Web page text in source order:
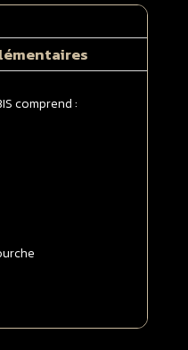
comprend :